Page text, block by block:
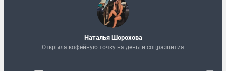
Наталья Шорохова
Открыла кофейную точку на деньги соцразвития